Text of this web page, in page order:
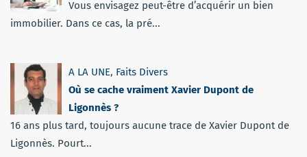
Vous envisagez peut-être d’acquérir un bien
immobilier. Dans ce cas, la pré...
A LA UNE, Faits Divers
Où se cache vraiment Xavier Dupont de
Ligonnès ?
16 ans plus tard, toujours aucune trace de Xavier Dupont de
Ligonnès. Pourt...